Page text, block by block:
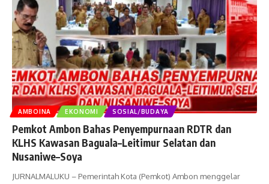
AMBOINA EKONOMI SOSIAL/BUDAYA
Pemkot Ambon Bahas Penyempurnaan RDTR dan
KLHS Kawasan Baguala–Leitimur Selatan dan
Nusaniwe–Soya
JURNALMALUKU – Pemerintah Kota (Pemkot) Ambon menggelar